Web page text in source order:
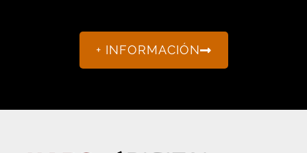
+ INFORMACIÓN